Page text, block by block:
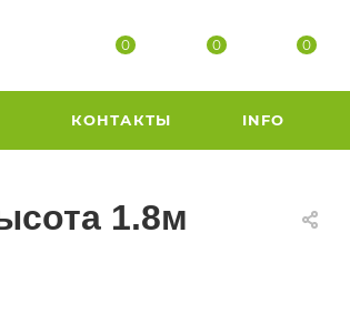
0 0 0
КОНТАКТЫ INFO
1.8м